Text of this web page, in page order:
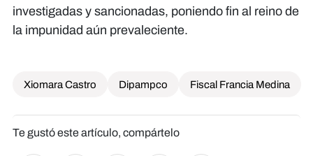
investigadas y sancionadas, poniendo fin al reino de
la impunidad aún prevaleciente.
Xiomara Castro Dipampco Fiscal Francia Medina
Te gustó este artículo, compártelo